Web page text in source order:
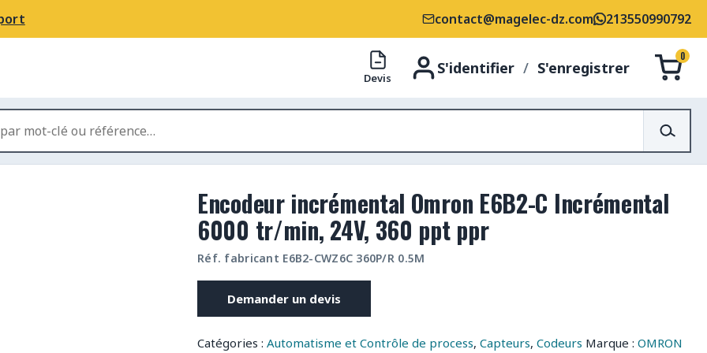
contact@magelec-dz.com 213550990792
S'identifier / S'enregistrer
Devis
0
Encodeur incrémental Omron E6B2-C Incrémental
6000 tr/min, 24V, 360 ppt ppr
Réf. fabricant E6B2-CWZ6C 360P/R 0.5M
Demander un devis
Catégories :Automatisme et Contrôle de process,Capteurs,Codeurs Marque :OMRON